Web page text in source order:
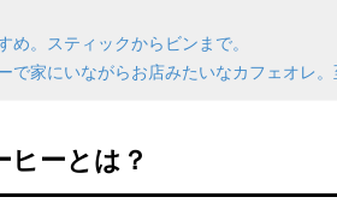
め。スティックからビンまで。
で家にいながらお店みたいなカフェオレ。
ヒーとは？